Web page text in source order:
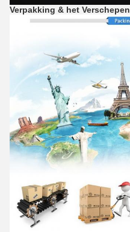
Verpakking & het Verschepen